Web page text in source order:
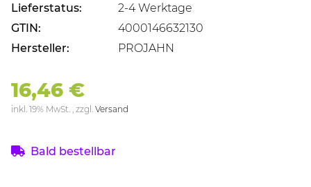
Lieferstatus:
2-4 Werktage
GTIN:
4000146632130
Hersteller:
PROJAHN
16,46 €
inkl. 19% MwSt. , zzgl. Versand
Bald bestellbar